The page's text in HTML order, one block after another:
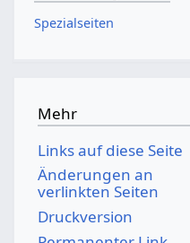
Spezialseiten
Mehr
Links auf diese Seite
Änderungen an
verlinkten Seiten
Druckversion